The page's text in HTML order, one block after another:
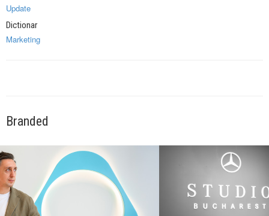
Update
Dictionar
Marketing
Branded